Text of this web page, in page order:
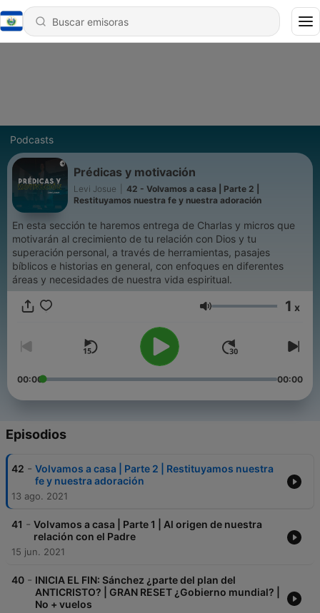
Podcasts
Prédicas y motivación
Levi Josue
42 - Volvamos a casa | Parte 2 |
Restituyamos nuestra fe y nuestra adoración
En esta sección te haremos entrega de Charlas y micros que
motivarán al crecimiento de tu relación con Dios y tu
superación personal, a través de herramientas, pasajes
bíblicos e historias en general, con enfoques en diferentes
áreas y necesidades de nuestra vida espiritual.
Volumen 1 x
00:00 00:00
Episodios
42 - Volvamos a casa | Parte 2 | Restituyamos nuestra
fe y nuestra adoración
13 ago. 2021
41 - Volvamos a casa | Parte 1 | Al origen de nuestra
relación con el Padre
15 jun. 2021
40 - INICIA EL FIN: Sánchez ¿parte del plan del
ANTICRISTO? | GRAN RESET ¿Gobierno mundial? |
No + vuelos